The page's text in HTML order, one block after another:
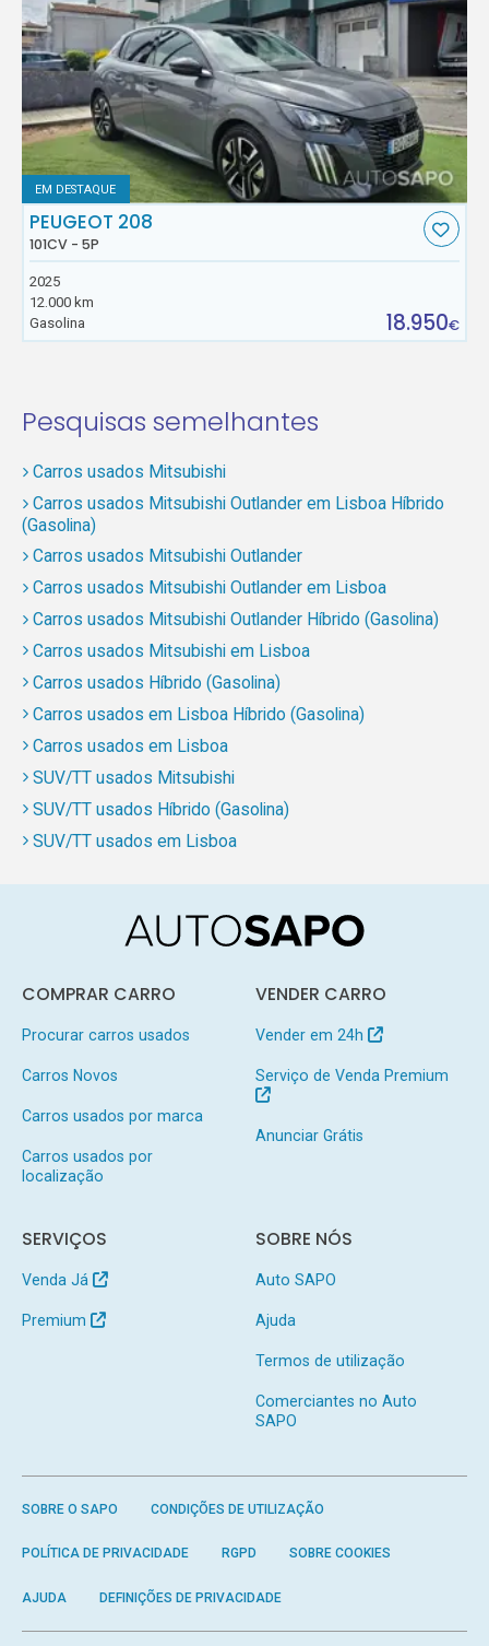
EM DESTAQUE
PEUGEOT 208
101CV - 5P
2025
12.000 km
Gasolina
18.950€
Pesquisas semelhantes
Carros usados Mitsubishi
Carros usados Mitsubishi Outlander em Lisboa Híbrido
(Gasolina)
Carros usados Mitsubishi Outlander
Carros usados Mitsubishi Outlander em Lisboa
Carros usados Mitsubishi Outlander Híbrido (Gasolina)
Carros usados Mitsubishi em Lisboa
Carros usados Híbrido (Gasolina)
Carros usados em Lisboa Híbrido (Gasolina)
Carros usados em Lisboa
SUV/TT usados Mitsubishi
SUV/TT usados Híbrido (Gasolina)
SUV/TT usados em Lisboa
COMPRAR CARRO
Procurar carros usados
Carros Novos
Carros usados por marca
Carros usados por
localização
VENDER CARRO
Vender em 24h
Serviço de Venda Premium
Anunciar Grátis
SERVIÇOS
Venda Já
Premium
SOBRE NÓS
Auto SAPO
Ajuda
Termos de utilização
Comerciantes no Auto
SAPO
SOBRE O SAPO CONDIÇÕES DE UTILIZAÇÃO
POLÍTICA DE PRIVACIDADE RGPD SOBRE COOKIES
AJUDA DEFINIÇÕES DE PRIVACIDADE